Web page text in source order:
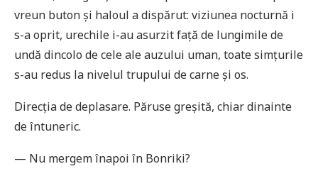
vreun buton și haloul a dispărut: viziunea nocturnă i
s-a oprit, urechile i-au asurzit față de lungimile de
undă dincolo de cele ale auzului uman, toate simțurile
s-au redus la nivelul trupului de carne și os.
Direcția de deplasare. Păruse greșită, chiar dinainte
de întuneric.
— Nu mergem înapoi în Bonriki?